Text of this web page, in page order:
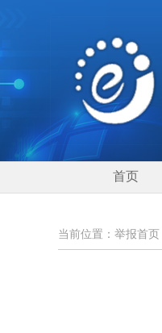
首页
当前位置： 举报首页